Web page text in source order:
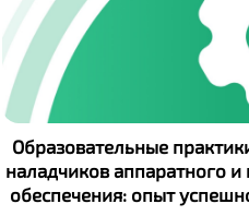
каждый этап карьеры
усилий, знаний и
планирования.
Образовательные
наладчиков аппаратного
обеспечения: опыт